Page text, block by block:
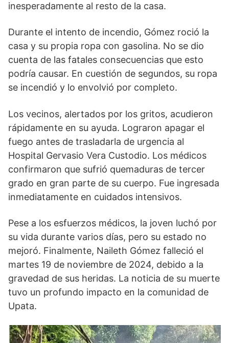
inesperadamente al resto de la casa.
Durante el intento de incendio, Gómez roció la
casa y su propia ropa con gasolina. No se dio
cuenta de las fatales consecuencias que esto
podría causar. En cuestión de segundos, su ropa
se incendió y lo envolvió por completo.
Los vecinos, alertados por los gritos, acudieron
rápidamente en su ayuda. Lograron apagar el
fuego antes de trasladarla de urgencia al
Hospital Gervasio Vera Custodio. Los médicos
confirmaron que sufrió quemaduras de tercer
grado en gran parte de su cuerpo. Fue ingresada
inmediatamente en cuidados intensivos.
Pese a los esfuerzos médicos, la joven luchó por
su vida durante varios días, pero su estado no
mejoró. Finalmente, Naileth Gómez falleció el
martes 19 de noviembre de 2024, debido a la
gravedad de sus heridas. La noticia de su muerte
tuvo un profundo impacto en la comunidad de
Upata.